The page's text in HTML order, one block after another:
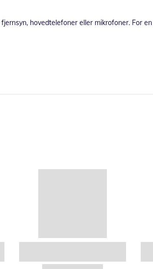
hovedtelefoner eller mikrofoner. For